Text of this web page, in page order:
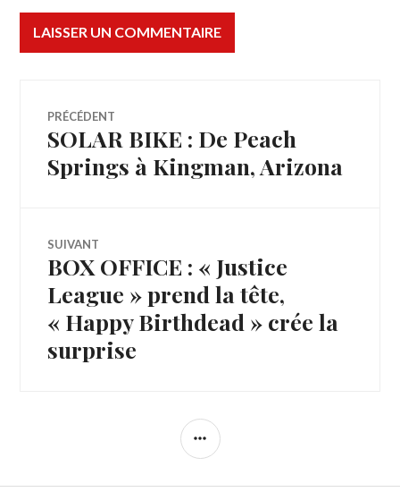
Navigation
de
PRÉCÉDENT
Article
précédent :
SOLAR BIKE : De Peach
Springs à Kingman, Arizona
SUIVANT
Article
BOX OFFICE : « Justice
League » prend la tête,
« Happy Birthdead » crée la
surprise
COLONNE